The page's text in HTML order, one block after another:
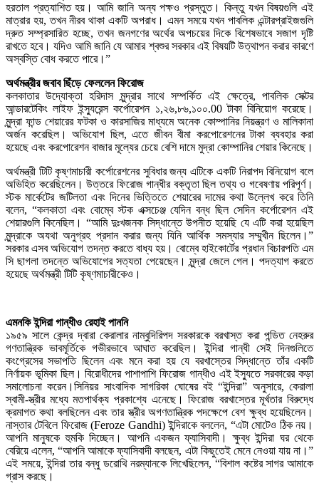
হরতাল প্রত্যাশিত হয়। আমি জানি অন্য পক্ষও প্রস্তুত। কিন্তু যখন বিষয়গুলি এই
মাত্রার হয়, তখন নীরব থাকা একটি অপরাধ। এমন সময়ে যখন পাবলিক এন্টারপ্রাইজগুলি
দ্রুত সম্প্রসারিত হচ্ছে, তখন জনগণের অর্থের অপচয়ের দিকে বিশেষভাবে সজাগ দৃষ্টি
রাখতে হবে। যদিও আমি জানি যে আমার শ্বশুর সরকার এই বিষয়টি উত্থাপন করার কারণে
অস্বস্তি বোধ করতে পারে।”
অর্থমন্ত্রীর জবাব ছিঁড়ে ফেললেন ফিরোজ
কলকাতার উদ্যোক্তা হরিদাস মুন্দ্রার সাথে সম্পর্কিত এই ক্ষেত্রে, পাবলিক সেক্টর
আন্ডারটেকিং লাইফ ইন্স্যুরেন্স কর্পোরেশন ১,২৬,৮৬,১০০.00 টাকা বিনিয়োগ করেছে।
মুন্দ্রা ফান্ড শেয়ারের ফটকা ও কারসাজির মাধ্যমে অনেক কোম্পানির নিয়ন্ত্রণ ও মালিকানা
অর্জন করেছিল। অভিযোগ ছিল, এতে জীবন বীমা করপোরেশনের টাকা ব্যবহার করা
হয়েছে এবং করপোরেশন বাজার মূল্যের চেয়ে বেশি দামে মুদ্রা কোম্পানির শেয়ার কিনেছে।
অর্থমন্ত্রী টিটি কৃষ্ণমাচারী কর্পোরেশনের সুবিধার জন্য এটিকে একটি নিরাপদ বিনিয়োগ বলে
অভিহিত করেছিলেন। উত্তরে ফিরোজ গান্ধীর বক্তৃতা ছিল তথ্য ও গবেষণায় পরিপূর্ণ।
স্টক মার্কেটের জটিলতা এবং দিনের ভিত্তিতে শেয়ারের দামের কথা উল্লেখ করে তিনি
বলেন, “কলকাতা এবং বোম্বে স্টক এক্সচেঞ্জ যেদিন বন্ধ ছিল সেদিন কর্পোরেশন এই
শেয়ারগুলি কিনেছিল। “আমি দুঃখজনক সিদ্ধান্তে উপনীত হয়েছি যে এটি করা হয়েছিল
মুন্দ্রাকে অযথা অনুগ্রহ প্রদান করার জন্য যিনি আর্থিক সমস্যার সম্মুখীন ছিলেন।”
সরকার এসব অভিযোগ তদন্ত করতে বাধ্য হয়। বোম্বে হাইকোর্টের প্রধান বিচারপতি এম
সি ছাগলা তদন্তে অভিযোগের সত্যতা পেয়েছেন। মুন্দ্রা জেলে গেল। পদত্যাগ করতে
হয়েছে অর্থমন্ত্রী টিটি কৃষ্ণমাচারীকেও।
এমনকি ইন্দিরা গান্ধীও রেহাই পাননি
১৯৫৯ সালে কেন্দ্র দ্বারা কেরালার নাম্বুদিরিপদ সরকারকে বরখাস্ত করা পন্ডিত নেহরুর
গণতান্ত্রিক ভাবমূর্তিকে গভীরভাবে আঘাত করেছিল। ইন্দিরা গান্ধী সেই দিনগুলিতে
কংগ্রেসের সভাপতি ছিলেন এবং মনে করা হয় যে বরখাস্তের সিদ্ধান্তে তাঁর একটি
নির্ণায়ক ভূমিকা ছিল। বিরোধীদের পাশাপাশি ফিরোজ গান্ধীও এই ইস্যুতে সরকারের কড়া
সমালোচনা করেন।সিনিয়র সাংবাদিক সাগরিকা ঘোষের বই “ইন্দিরা” অনুসারে, কেরালা
স্বামী-স্ত্রীর মধ্যে মতপার্থক্য প্রকাশ্যে এনেছে। ফিরোজ বরখাস্তের মূর্খতার বিরুদ্ধে
ক্রমাগত কথা বলছিলেন এবং তার স্ত্রীর অগণতান্ত্রিক পদক্ষেপে বেশ ক্ষুব্ধ হয়েছিলেন।
নাস্তার টেবিলে ফিরোজ (Feroze Gandhi) ইন্দিরাকে বললেন, “এটা মোটেও ঠিক নয়।
আপনি মানুষকে হুমকি দিচ্ছেন। আপনি একজন ফ্যাসিবাদী। ক্ষুব্ধ ইন্দিরা ঘর থেকে
বেরিয়ে এলেন, “আপনি আমাকে ফ্যাসিবাদী বলছেন, এটা কিছুতেই মেনে নেওয়া যায় না।”
এই সময়ে, ইন্দিরা তার বন্ধু ডরোথি নরম্যানকে লিখেছিলেন, “বিশাল কষ্টের সাগর আমাকে
গ্রাস করছে।